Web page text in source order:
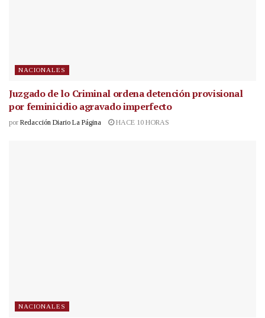
NACIONALES
Juzgado de lo Criminal ordena detención provisional
por feminicidio agravado imperfecto
por Redacción Diario La Página HACE 10 HORAS
NACIONALES